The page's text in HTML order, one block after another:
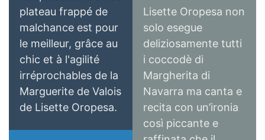
enamoró al público
de la Bastilla con
sus agudos etéreos
y sus medias voces.
¡Brava!
infinitos, sus
pianísimos
imposibles y su
dulzura vocal le
garantizan al final
de la noche una
ovación completa
por parte del
público de Paris. La
wunderbaren aber
sehr sehr langen
Koloraturen, war
der Höhepunkt des
Abends.
dont elle se joue
avec une facilité
déconcertante. Un
souffle aux
ressources
impressionnantes,
des couleurs
chatoyantes, des
plateau frappé de
malchance est pour
le meilleur, grâce au
chic et à l'agilité
irréprochables de la
Marguerite de Valois
de Lisette Oropesa.
Le Figaro
Lisette Oropesa non
solo esegue
deliziosamente tutti
i coccodè di
Margherita di
Navarra ma canta e
recita con un’ironia
così piccante e
La Stampa